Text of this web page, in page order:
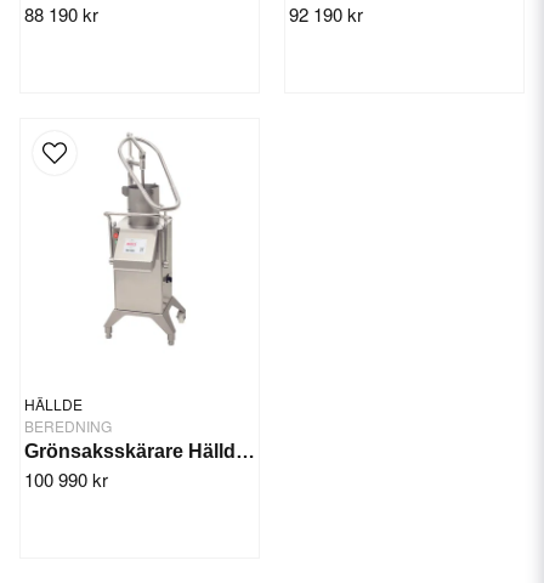
88 190 kr 92 190 kr
HÄLLDE
BEREDNING
Grönsaksskärare Hällde RG-400i låsbar
100 990 kr